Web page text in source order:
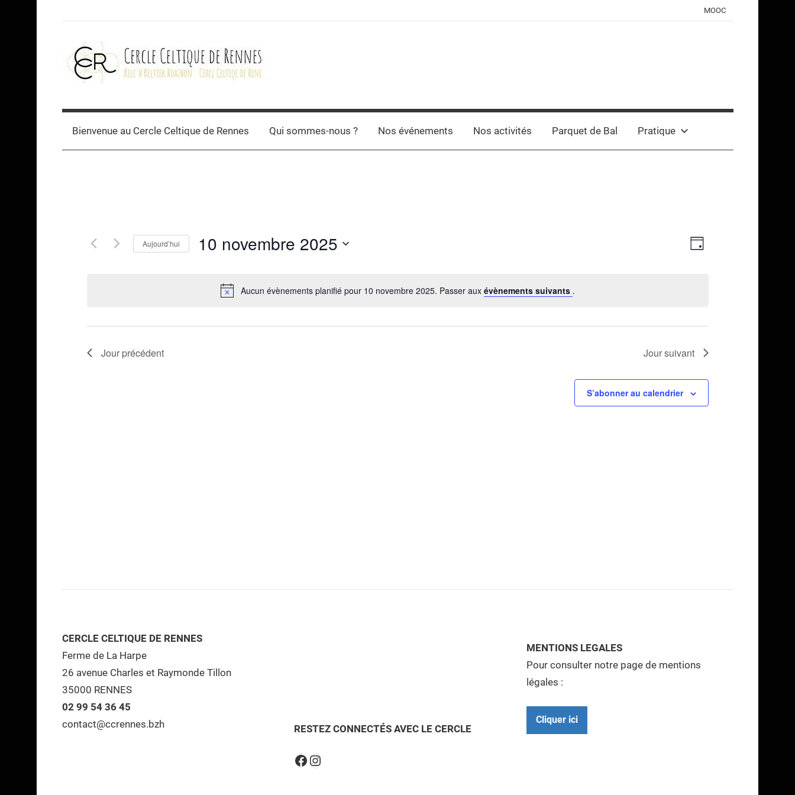
MOOC
Cercle
celtique
Bienvenue au Cercle Celtique de Rennes Qui sommes-nous ? Nos événements Nos activités Parquet de Bal Pratique
Aucun évènements planifié pour 10 novembre 2025. Passer aux évènements suivants .
Navigation
Navigation
Jour
Aujourd’hui 10 novembre 2025
Jour précédent Jour suivant
S’abonner au calendrier
CERCLE CELTIQUE DE RENNES
Ferme de La Harpe
26 avenue Charles et Raymonde Tillon
35000 RENNES
02 99 54 36 45
contact@ccrennes.bzh
RESTEZ CONNECTÉS AVEC LE CERCLE
Facebook
Instagram
MENTIONS LEGALES
Pour consulter notre page de mentions
légales :
Cliquer ici